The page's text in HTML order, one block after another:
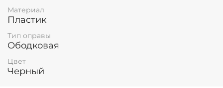
Материал
Пластик
Тип оправы
Ободковая
Цвет
Черный